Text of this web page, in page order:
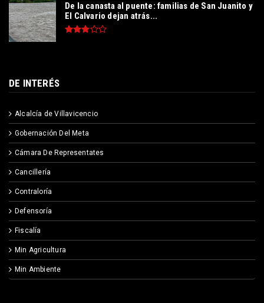
De la canasta al puente: familias de San Juanito y
El Calvario dejan atrás...
DE INTERÉS
Alcalcía de Villavicencio
Gobernación Del Meta
Cámara De Representates
Cancillería
Contraloría
Defensoría
Fiscalía
Min Agricultura
Min Ambiente